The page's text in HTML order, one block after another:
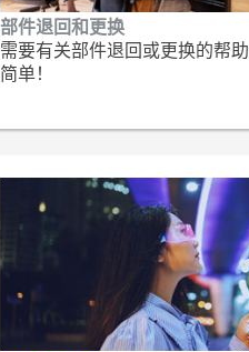
部件退回和更换
需要有关部件退回或更换的帮
简单！